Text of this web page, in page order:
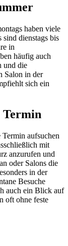
haben viele
dienstags bis
in
häufig auch
und die
Salon in der
sich ein
Termin
aufsuchen
mit
anzurufen und
oder Salons die
in der
Besuche
auch ein Blick auf
oft ohne feste